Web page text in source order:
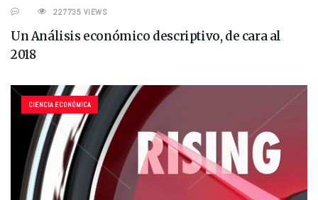
227735 VIEWS
Un Análisis económico descriptivo, de cara al
2018
CIENCIA ECONÓMICA